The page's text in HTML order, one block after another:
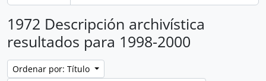
1972 Descripción archivística
resultados para 1998-2000
Ordenar por: Título